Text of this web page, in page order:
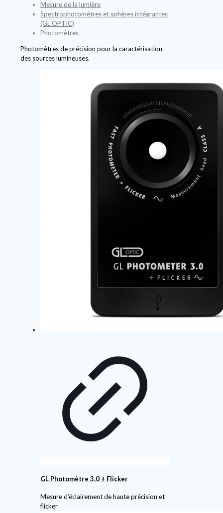
Mesure de la lumière
Spectrophotomètres et sphères intégrantes
(GL OPTIC)
Photomètres
Photomètres de précision pour la caractérisation
des sources lumineuses.
GL Photomètre 3.0 + Flicker
Mesure d’éclairement de haute précision et
flicker